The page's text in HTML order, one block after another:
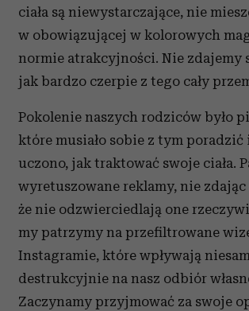
ciała są niewystarczające, nie
w obowiązującej w kolorowych
normie atrakcyjności. Nie zdajemy
jak bardzo czerpie z tego cały
Pokolenie naszych rodziców było
które musiało sobie z tym
uczono, jak traktować swoje ciała.
wyretuszowane reklamy, nie
że nie odzwierciedlają one
my patrzymy na przefiltrowane
Instagramie, które wpływają
destrukcyjnie na nasz odbiór
Zaczynamy przyjmować za swoje